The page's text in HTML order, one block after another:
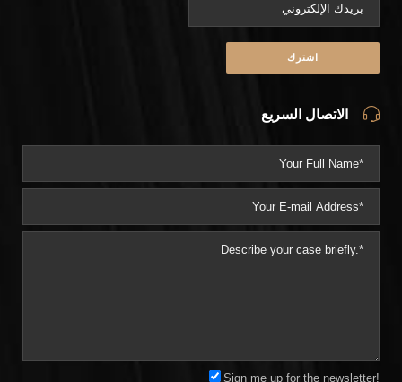
الاتصال السريع
Sign me up for the newsletter!